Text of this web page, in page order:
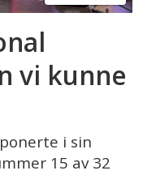
vi kunne
i sin
15 av 32